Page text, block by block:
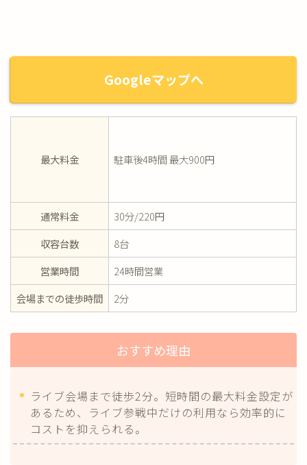
Googleマップへ
最大料金 駐車後4時間 最大900円
通常料金
30分/220円
収容台数
8台
営業時間
24時間営業
会場までの徒歩時間
2分
おすすめ理由
ライブ会場まで徒歩2分。短時間の最大料金設定が
あるため、ライブ参戦中だけの利用なら効率的に
コストを抑えられる。